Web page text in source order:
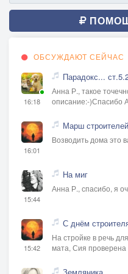
В глазах у мамы
А ветер
.
мы вместе
…Давно те годы
В минувшем
Детство, школа,
(Но каникулы
Достижимая мечта,—
Бесконечно далеко,
Дальше, чем
Только ты не
ОБСУЖДАЮТ СЕЙЧАС
16:18
Парадокс...
Анна Р., такое
описание:-)Спасибо
16:01
Марш строителей
Возводить дома это
15:44
На миг
Анна Р., спасибо, я
15:42
С днём
На стройке в речь
мата, Сия проверена